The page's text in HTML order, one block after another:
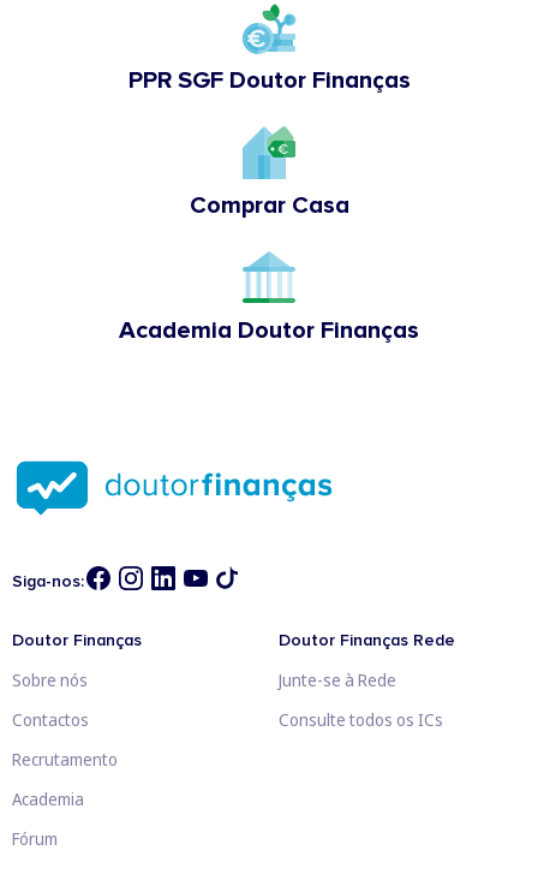
PPR SGF Doutor Finanças
Comprar Casa
Academia Doutor Finanças
Siga-nos:
Doutor Finanças
Sobre nós
Contactos
Recrutamento
Academia
Fórum
Doutor Finanças Rede
Junte-se à Rede
Consulte todos os ICs